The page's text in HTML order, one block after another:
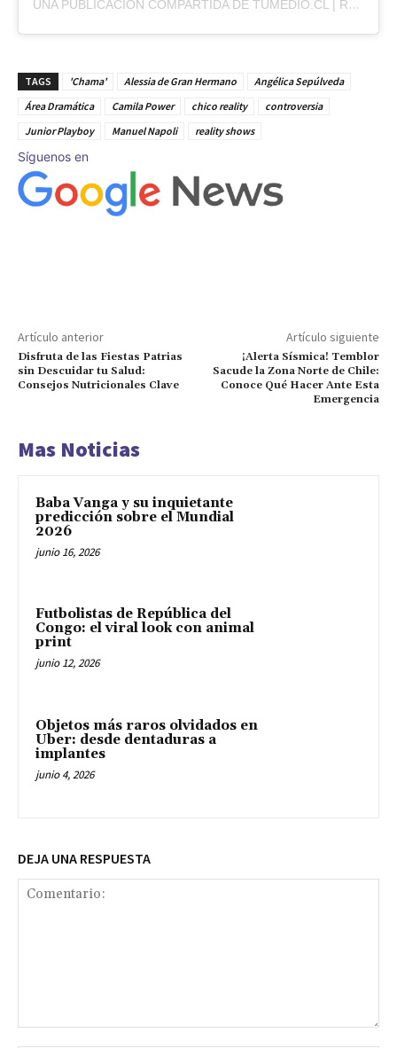
UNA PUBLICACIÓN COMPARTIDA DE TUMEDIO.CL | REVISTA DIGITAL (@TUMEDIO)
TAGS 'Chama' Alessia de Gran Hermano
Angélica Sepúlveda
Área Dramática
Camila Power chico reality
controversia
Junior Playboy
Manuel Napoli reality shows
Síguenos en
Artículo anterior
Disfruta de las Fiestas Patrias
sin Descuidar tu Salud:
Consejos Nutricionales Clave
Artículo siguiente
¡Alerta Sísmica! Temblor
Sacude la Zona Norte de Chile:
Conoce Qué Hacer Ante Esta
Emergencia
Mas Noticias
Baba Vanga y su inquietante
predicción sobre el Mundial
2026
junio 16, 2026
Futbolistas de República del
Congo: el viral look con animal
print
junio 12, 2026
Objetos más raros olvidados en
Uber: desde dentaduras a
implantes
junio 4, 2026
DEJA UNA RESPUESTA